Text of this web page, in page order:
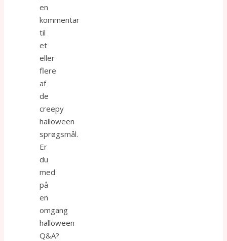
en
kommentar
til
et
eller
flere
af
de
creepy
halloween
sprøgsmål.
Er
du
med
på
en
omgang
halloween
Q&A?